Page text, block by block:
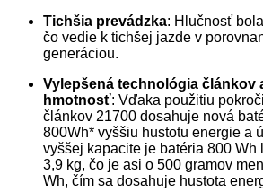
Tichšia prevádzka: Hlučnosť
čo vedie k tichšej jazde v
generáciou.
Vylepšená technológia článkov
hmotnosť: Vďaka použitiu
článkov 21700 dosahuje nová
800Wh* vyššiu hustotu energie a
vyššej kapacite je batéria 800
3,9 kg, čo je asi o 500 gramov
Wh, čím sa dosahuje hustota